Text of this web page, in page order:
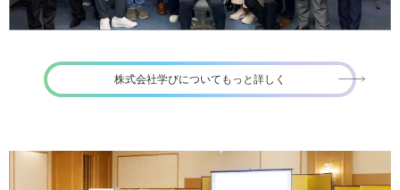
株式会社学びについてもっと詳しく